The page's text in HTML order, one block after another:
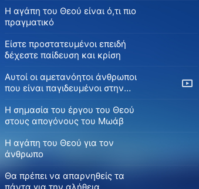
Η αγάπη του Θεού είναι ό,τι πιο
πραγματικό
Είστε προστατευμένοι επειδή
δέχεστε παίδευση και κρίση
Αυτοί οι αμετανόητοι άνθρωποι
που είναι παγιδευμένοι στην
σωτηρία
Η σημασία του έργου του Θεού
στους απογόνους του Μωάβ
Η αγάπη του Θεού για τον
άνθρωπο
Θα πρέπει να απαρνηθείς τα